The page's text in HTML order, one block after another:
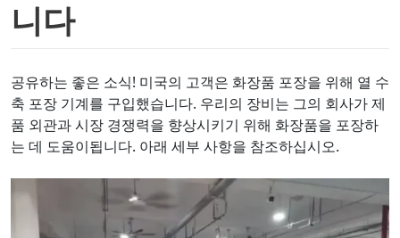
니다
공유하는 좋은 소식! 미국의 고객은 화장품 포장을 위해 열 수
축 포장 기계를 구입했습니다. 우리의 장비는 그의 회사가 제
품 외관과 시장 경쟁력을 향상시키기 위해 화장품을 포장하
는 데 도움이됩니다. 아래 세부 사항을 참조하십시오.